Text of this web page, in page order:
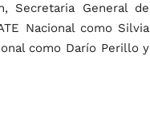
Secretaria General de
Nacional como Silvia
como Darío Perillo y